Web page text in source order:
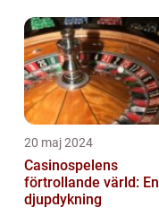
20 maj 2024
Casinospelens
förtrollande värld: En
djupdykning